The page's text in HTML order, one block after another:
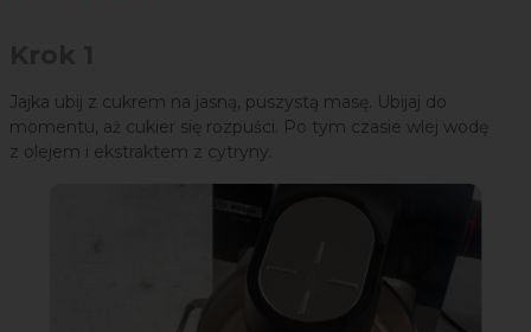
Jajka ubij z cukrem na jasną, puszystą masę. Ubijaj do
momentu, aż cukier się rozpuści. Po tym czasie wlej wodę
z olejem i ekstraktem z cytryny.